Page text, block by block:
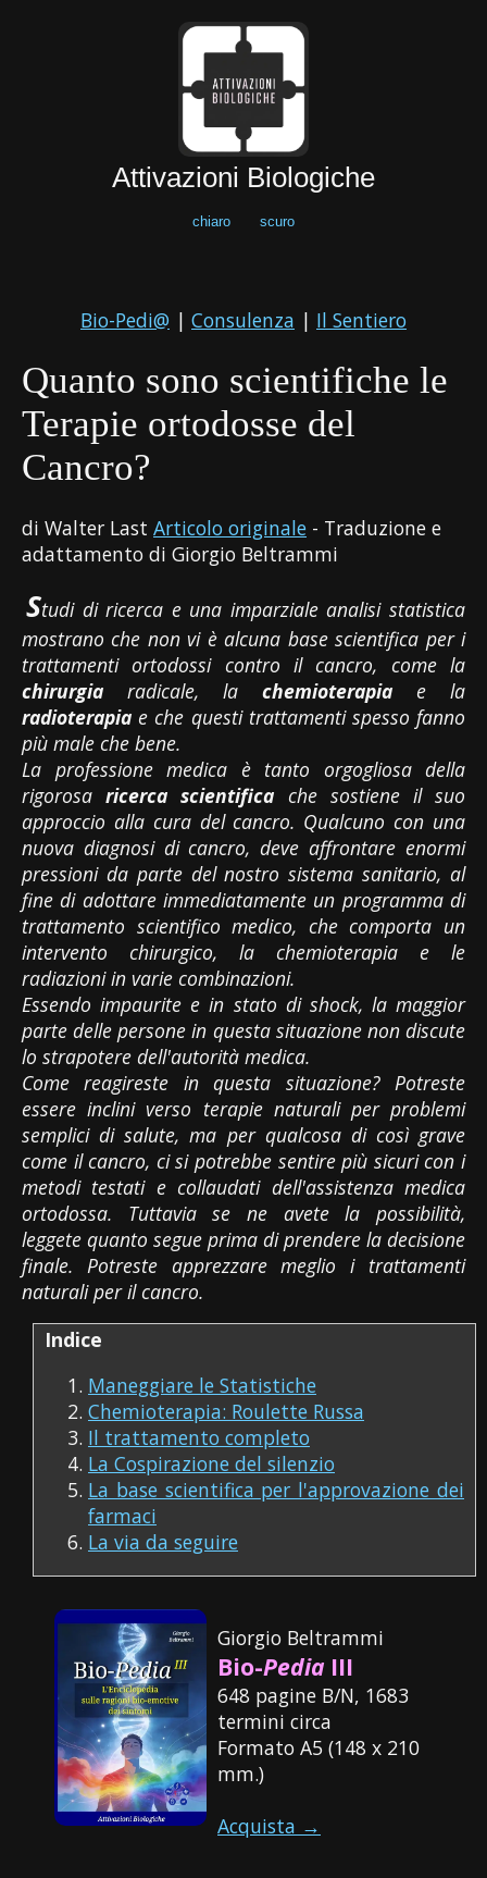
Attivazioni Biologiche
chiaro scuro
Bio-Pedi@ | Consulenza | Il Sentiero
Quanto sono scientifiche le
Terapie ortodosse del
Cancro?
di Walter Last Articolo originale - Traduzione e
adattamento di Giorgio Beltrammi
Studi di ricerca e una imparziale analisi statistica
mostrano che non vi è alcuna base scientifica per i
trattamenti ortodossi contro il cancro, come la
chirurgia radicale, la chemioterapia e la
radioterapia e che questi trattamenti spesso fanno
più male che bene.
La professione medica è tanto orgogliosa della
rigorosaricerca scientifica che sostiene il suo
approccio alla cura del cancro. Qualcuno con una
nuova diagnosi di cancro, deve affrontare enormi
pressioni da parte del nostro sistema sanitario, al
fine di adottare immediatamente un programma di
trattamento scientifico medico, che comporta un
intervento chirurgico, la chemioterapia e le
radiazioni in varie combinazioni.
Essendo impaurite e in stato di shock, la maggior
parte delle persone in questa situazione non discute
lo strapotere dell'autorità medica.
Come reagireste in questa situazione? Potreste
essere inclini verso terapie naturali per problemi
semplici di salute, ma per qualcosa di così grave
come il cancro, ci si potrebbe sentire più sicuri con i
metodi testati e collaudati dell'assistenza medica
ortodossa. Tuttavia se ne avete la possibilità,
leggete quanto segue prima di prendere la decisione
finale. Potreste apprezzare meglio i trattamenti
naturali per il cancro.
Indice
Maneggiare le Statistiche
Chemioterapia: Roulette Russa
Il trattamento completo
La Cospirazione del silenzio
La base scientifica per l'approvazione dei
farmaci
La via da seguire
Giorgio Beltrammi
Bio-Pedia III
648 pagine B/N, 1683
termini circa
Formato A5 (148 x 210
mm.)
Acquista →